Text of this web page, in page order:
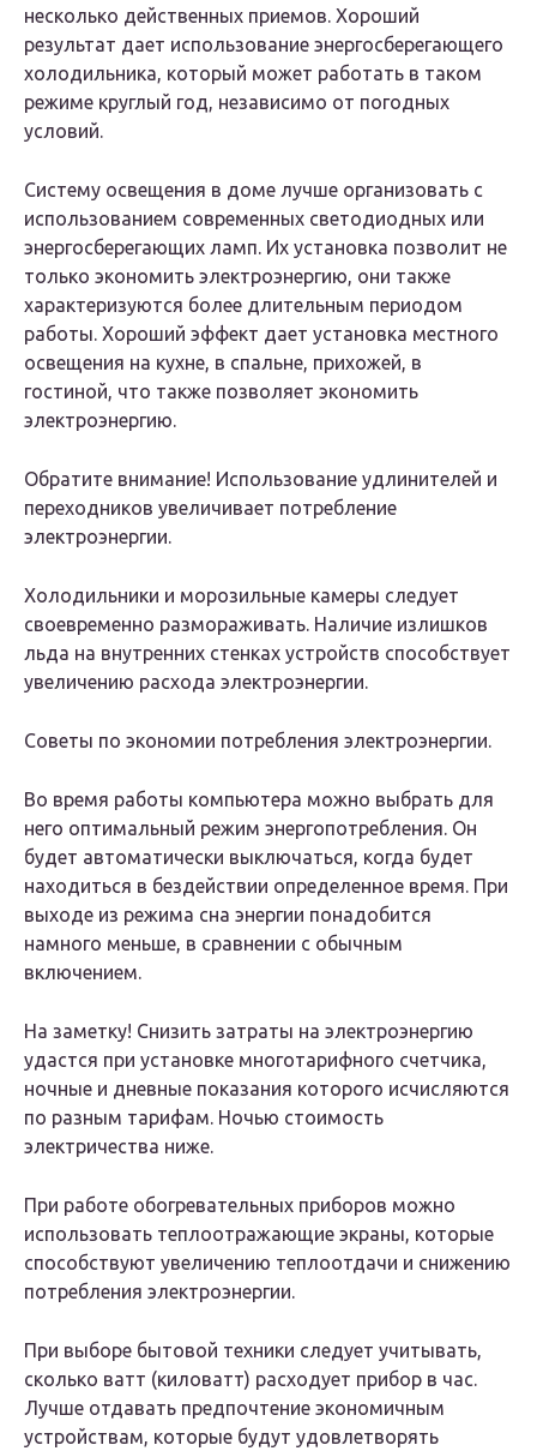
несколько действенных приемов. Хороший
результат дает использование энергосберегающего
холодильника, который может работать в таком
режиме круглый год, независимо от погодных
условий.
Систему освещения в доме лучше организовать с
использованием современных светодиодных или
энергосберегающих ламп. Их установка позволит не
только экономить электроэнергию, они также
характеризуются более длительным периодом
работы. Хороший эффект дает установка местного
освещения на кухне, в спальне, прихожей, в
гостиной, что также позволяет экономить
электроэнергию.
Обратите внимание! Использование удлинителей и
переходников увеличивает потребление
электроэнергии.
Холодильники и морозильные камеры следует
своевременно размораживать. Наличие излишков
льда на внутренних стенках устройств способствует
увеличению расхода электроэнергии.
Советы по экономии потребления электроэнергии.
Во время работы компьютера можно выбрать для
него оптимальный режим энергопотребления. Он
будет автоматически выключаться, когда будет
находиться в бездействии определенное время. При
выходе из режима сна энергии понадобится
намного меньше, в сравнении с обычным
включением.
На заметку! Снизить затраты на электроэнергию
удастся при установке многотарифного счетчика,
ночные и дневные показания которого исчисляются
по разным тарифам. Ночью стоимость
электричества ниже.
При работе обогревательных приборов можно
использовать теплоотражающие экраны, которые
способствуют увеличению теплоотдачи и снижению
потребления электроэнергии.
При выборе бытовой техники следует учитывать,
сколько ватт (киловатт) расходует прибор в час.
Лучше отдавать предпочтение экономичным
устройствам, которые будут удовлетворять